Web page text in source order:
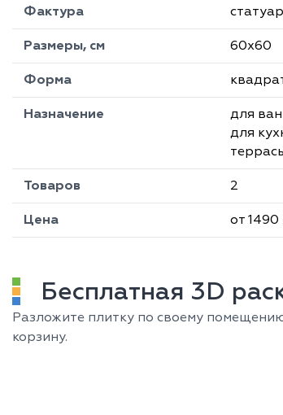
Фактура
Размеры, см 60х60
Форма
Назначение
для
для
Товаров 2
Цена от
Бесплатная 3D
Разложите плитку по своему
корзину.